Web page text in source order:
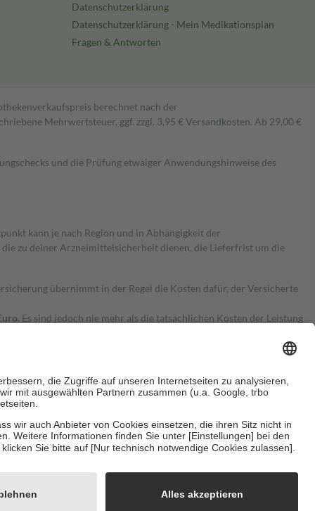
Datenschutzerklärung
Datenschutzerklärung - Mein Medikationsplan
Fragen & Antworten
berechnet nach der
Mehrwertsteuer, ggf. zzgl. 3,95 € Versandkosten. Ab 29,00 €
und die Prüfung etwaiger Anwendungshinweise des
kann je nach Region und in Abhängigkeit der
zu deiner Arzneimittelsicherheit dienen, die Lieferfrist um die
übernimmt in der Regel die Kosten dafür, der Versicherte
Es sind jedoch nie mehr als die tatsächlichen Kosten der Leistung
Zuzahlungen an bei: